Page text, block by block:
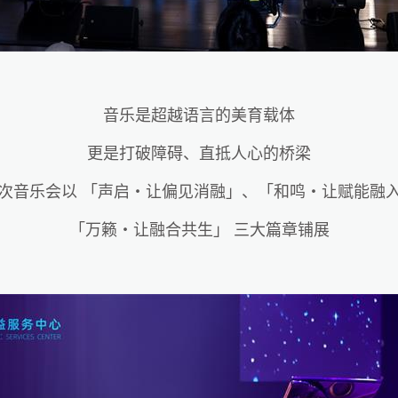
音乐是超越语言的美育载体
更是打破障碍、直抵人心的桥梁
音乐会以 「声启・让偏见消融」 、「和鸣・让赋能融
「万籁・让融合共生」 三大篇章铺展